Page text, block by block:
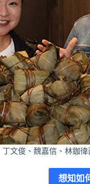
丁文俊、魏嘉信、林鉫
想知如